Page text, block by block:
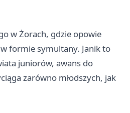
w Żorach, gdzie opowie
formie symultany. Janik to
juniorów, awans do
zarówno młodszych, jak